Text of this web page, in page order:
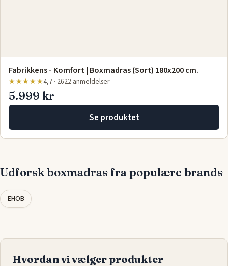
Fabrikkens - Komfort | Boxmadras (Sort) 180x200 cm.
★★★★★4,7 · 2622 anmeldelser
5.999 kr
Se produktet
Udforsk boxmadras fra populære brands
EHOB
Hvordan vi vælger produkter